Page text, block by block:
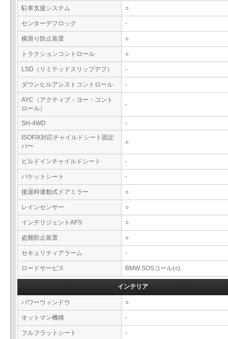
駐車支援システム ○
センターデフロック -
横滑り防止装置 ○
トラクションコントロール ○
LSD（リミテッドスリップデフ） -
ダウンヒルアシストコントロール -
AYC（アクティブ・ヨー・コント
ロール）
-
SH-4WD
-
ISOFIX対応チャイルドシート固定
バー
○
ビルドインチャイルドシート -
バケットシート -
後退時連動式ドアミラー ○
レインセンサー ○
インテリジェントAFS ○
盗難防止装置 ○
セキュリティアラーム -
ロードサービス BMW SOSコール(○)
インテリア
パワーウィンドウ ○
オットマン機構 -
フルフラットシート -